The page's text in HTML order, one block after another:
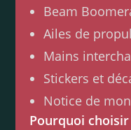
Beam
Ailes de
Mains
Stickers et
Notice de
Pourquoi